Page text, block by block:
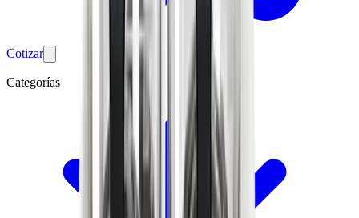
Cotizar
Categorías